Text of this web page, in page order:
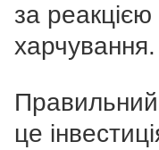
за
харчування.
це